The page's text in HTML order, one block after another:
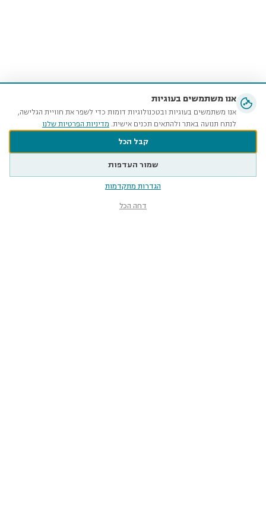
אנו משתמשים בעוגיות
אנו משתמשים בעוגיות ובטכנולוגיות דומות כדי לשפר את חוויית הגלישה,
לנתח תנועה באתר ולהתאים תכנים אישית. מדיניות הפרטיות שלנו
קבל הכל
שמור העדפות
הגדרות מתקדמות
דחה הכל